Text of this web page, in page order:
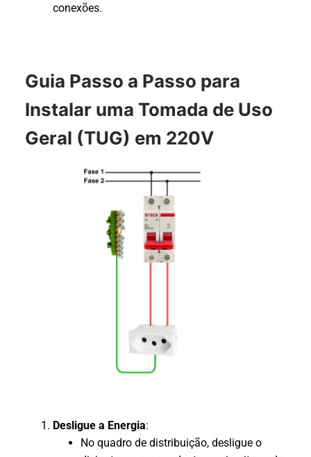
conexões.
Guia Passo a Passo para
Instalar uma Tomada de Uso
Geral (TUG) em 220V
Desligue a Energia:
No quadro de distribuição, desligue o